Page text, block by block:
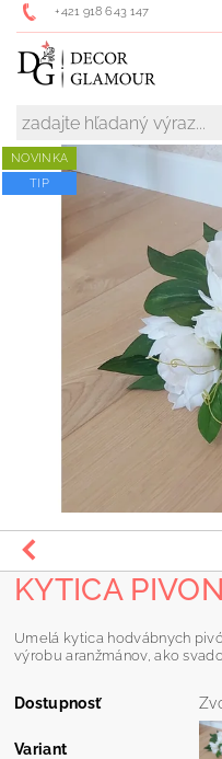
+421 918 643 147
NOVINKA
TIP
KYTICA
Umelá kytica hodvábnych
výrobu aranžmánov, ako
Dostupnosť
Variant